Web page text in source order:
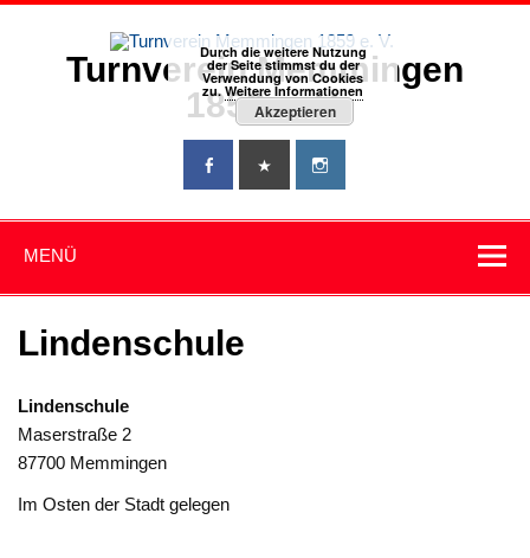
Zum
Turnverein Memmingen
1859 e. V.
MENÜ
Lindenschule
Lindenschule
Maserstraße 2
87700 Memmingen
Im Osten der Stadt gelegen
Durch die weitere Nutzung
der Seite stimmst du der
Verwendung von Cookies
zu.Weitere Informationen
Akzeptieren